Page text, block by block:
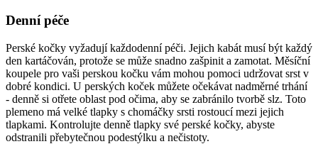
Denní péče
Perské kočky vyžadují každodenní péči. Jejich kabát musí být každý
den kartáčován, protože se může snadno zašpinit a zamotat. Měsíční
koupele pro vaši perskou kočku vám mohou pomoci udržovat srst v
dobré kondici. U perských koček můžete očekávat nadměrné trhání
- denně si otřete oblast pod očima, aby se zabránilo tvorbě slz. Toto
plemeno má velké tlapky s chomáčky srsti rostoucí mezi jejich
tlapkami. Kontrolujte denně tlapky své perské kočky, abyste
odstranili přebytečnou podestýlku a nečistoty.